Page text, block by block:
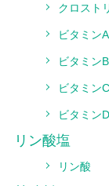
クロスト
ビタミンA
ビタミン
ビタミンC
ビタミン
リン酸塩
リン酸